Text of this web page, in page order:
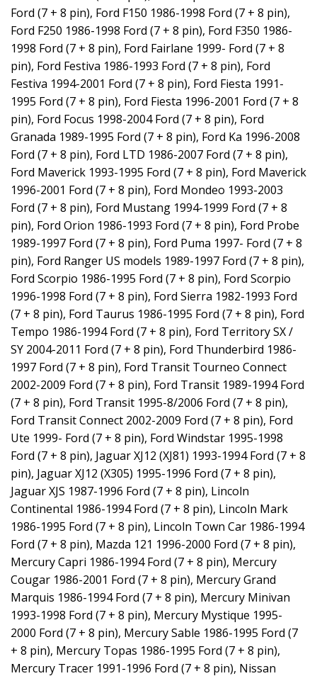
Ford (7 + 8 pin), Ford F150 1986-1998 Ford (7 + 8 pin),
Ford F250 1986-1998 Ford (7 + 8 pin), Ford F350 1986-
1998 Ford (7 + 8 pin), Ford Fairlane 1999- Ford (7 + 8
pin), Ford Festiva 1986-1993 Ford (7 + 8 pin), Ford
Festiva 1994-2001 Ford (7 + 8 pin), Ford Fiesta 1991-
1995 Ford (7 + 8 pin), Ford Fiesta 1996-2001 Ford (7 + 8
pin), Ford Focus 1998-2004 Ford (7 + 8 pin), Ford
Granada 1989-1995 Ford (7 + 8 pin), Ford Ka 1996-2008
Ford (7 + 8 pin), Ford LTD 1986-2007 Ford (7 + 8 pin),
Ford Maverick 1993-1995 Ford (7 + 8 pin), Ford Maverick
1996-2001 Ford (7 + 8 pin), Ford Mondeo 1993-2003
Ford (7 + 8 pin), Ford Mustang 1994-1999 Ford (7 + 8
pin), Ford Orion 1986-1993 Ford (7 + 8 pin), Ford Probe
1989-1997 Ford (7 + 8 pin), Ford Puma 1997- Ford (7 + 8
pin), Ford Ranger US models 1989-1997 Ford (7 + 8 pin),
Ford Scorpio 1986-1995 Ford (7 + 8 pin), Ford Scorpio
1996-1998 Ford (7 + 8 pin), Ford Sierra 1982-1993 Ford
(7 + 8 pin), Ford Taurus 1986-1995 Ford (7 + 8 pin), Ford
Tempo 1986-1994 Ford (7 + 8 pin), Ford Territory SX /
SY 2004-2011 Ford (7 + 8 pin), Ford Thunderbird 1986-
1997 Ford (7 + 8 pin), Ford Transit Tourneo Connect
2002-2009 Ford (7 + 8 pin), Ford Transit 1989-1994 Ford
(7 + 8 pin), Ford Transit 1995-8/2006 Ford (7 + 8 pin),
Ford Transit Connect 2002-2009 Ford (7 + 8 pin), Ford
Ute 1999- Ford (7 + 8 pin), Ford Windstar 1995-1998
Ford (7 + 8 pin), Jaguar XJ12 (XJ81) 1993-1994 Ford (7 + 8
pin), Jaguar XJ12 (X305) 1995-1996 Ford (7 + 8 pin),
Jaguar XJS 1987-1996 Ford (7 + 8 pin), Lincoln
Continental 1986-1994 Ford (7 + 8 pin), Lincoln Mark
1986-1995 Ford (7 + 8 pin), Lincoln Town Car 1986-1994
Ford (7 + 8 pin), Mazda 121 1996-2000 Ford (7 + 8 pin),
Mercury Capri 1986-1994 Ford (7 + 8 pin), Mercury
Cougar 1986-2001 Ford (7 + 8 pin), Mercury Grand
Marquis 1986-1994 Ford (7 + 8 pin), Mercury Minivan
1993-1998 Ford (7 + 8 pin), Mercury Mystique 1995-
2000 Ford (7 + 8 pin), Mercury Sable 1986-1995 Ford (7
+ 8 pin), Mercury Topas 1986-1995 Ford (7 + 8 pin),
Mercury Tracer 1991-1996 Ford (7 + 8 pin), Nissan